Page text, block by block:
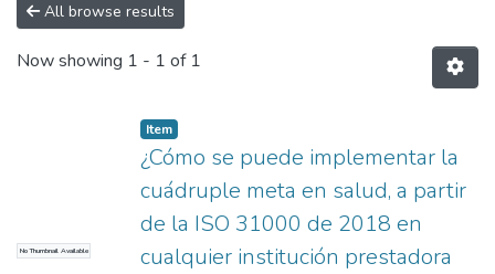
All browse results
Now showing 1 - 1 of 1
No Thumbnail Available
Item
¿Cómo se puede implementar la
cuádruple meta en salud, a partir
de la ISO 31000 de 2018 en
cualquier institución prestadora